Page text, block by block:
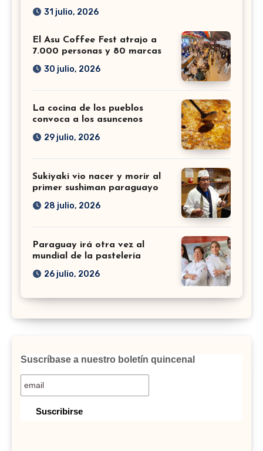
31 julio, 2026
El Asu Coffee Fest atrajo a
7.000 personas y 80 marcas
30 julio, 2026
La cocina de los pueblos
convoca a los asuncenos
29 julio, 2026
Sukiyaki vio nacer y morir al
primer sushiman paraguayo
28 julio, 2026
Paraguay irá otra vez al
mundial de la pastelería
26 julio, 2026
Suscríbase a nuestro boletín quincenal